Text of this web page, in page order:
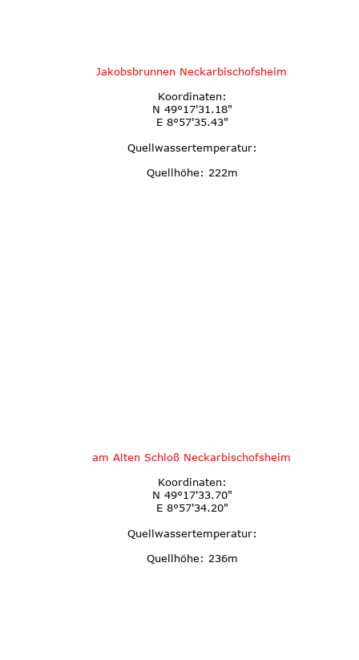
Jakobsbrunnen Neckarbischofsheim
Koordinaten:
N 49°17'31.18"
E 8°57'35.43"
Quellwassertemperatur:
Quellhöhe: 222m
am Alten Schloß Neckarbischofsheim
Koordinaten:
N 49°17'33.70"
E 8°57'34.20"
Quellwassertemperatur:
Quellhöhe: 236m